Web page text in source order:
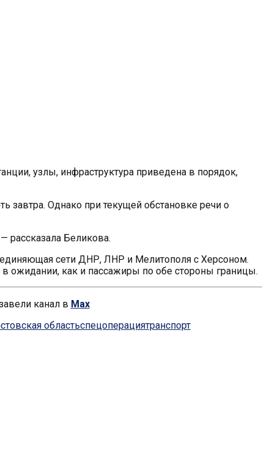
узлы, инфраструктура приведена в порядок,
завтра. Однако при текущей обстановке речи о
рассказала Беликова.
сети ДНР, ЛНР и Мелитополя с Херсоном.
ожидании, как и пассажиры по обе стороны границы.
канал в Max
областьспецоперациятранспорт